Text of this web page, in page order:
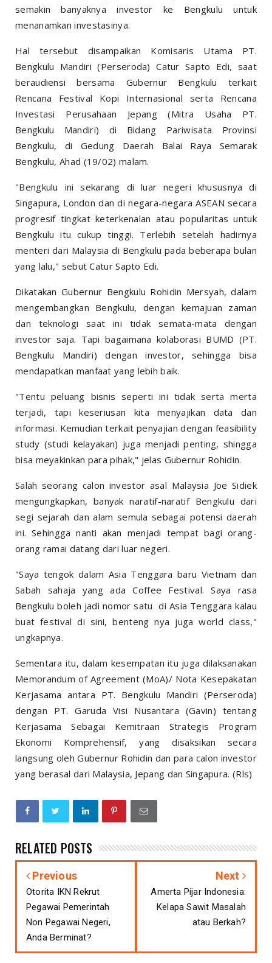
semakin banyaknya investor ke Bengkulu untuk
menanamkan investasinya.
Hal tersebut disampaikan Komisaris Utama PT.
Bengkulu Mandiri (Perseroda) Catur Sapto Edi, saat
beraudiensi bersama Gubernur Bengkulu terkait
Rencana Festival Kopi Internasional serta Rencana
Investasi Perusahaan Jepang (Mitra Usaha PT.
Bengkulu Mandiri) di Bidang Pariwisata Provinsi
Bengkulu, di Gedung Daerah Balai Raya Semarak
Bengkulu, Ahad (19/02) malam.
"Bengkulu ini sekarang di luar negeri khususnya di
Singapura, London dan di negara-negara ASEAN secara
progresif tingkat keterkenalan atau popularitas untuk
Bengkulu itu cukup tinggi. Terlebih setelah hadirnya
menteri dari Malaysia di Bengkulu pada beberapa bulan
yang lalu," sebut Catur Sapto Edi.
Dikatakan Gubernur Bengkulu Rohidin Mersyah, dalam
mengembangkan Bengkulu, dengan kemajuan zaman
dan teknologi saat ini tidak semata-mata dengan
investor saja. Tapi bagaimana kolaborasi BUMD (PT.
Bengkulu Mandiri) dengan investor, sehingga bisa
mendapatkan manfaat yang lebih baik.
"Tentu peluang bisnis seperti ini tidak serta merta
terjadi, tapi keseriusan kita menyajikan data dan
informasi. Kemudian terkait penyajian dengan feasibility
study (studi kelayakan) juga menjadi penting, shingga
bisa meyakinkan para pihak," jelas Gubernur Rohidin.
Salah seorang calon investor asal Malaysia Joe Sidiek
mengungkapkan, banyak naratif-naratif Bengkulu dari
segi sejarah dan alam semula sebagai potensi daerah
ini. Sehingga nanti akan menjadi tempat bagi orang-
orang ramai datang dari luar negeri.
"Saya tengok dalam Asia Tenggara baru Vietnam dan
Sabah sahaja yang ada Coffee Festival. Saya rasa
Bengkulu boleh jadi nomor satu di Asia Tenggara kalau
buat festival di sini, benteng nya juga world class,"
ungkapnya.
Sementara itu, dalam kesempatan itu juga dilaksanakan
Memorandum of Agreement (MoA)/ Nota Kesepakatan
Kerjasama antara PT. Bengkulu Mandiri (Perseroda)
dengan PT. Garuda Visi Nusantara (Gavin) tentang
Kerjasama Sebagai Kemitraan Strategis Program
Ekonomi Komprehensif, yang disaksikan secara
langsung oleh Gubernur Rohidin dan para calon investor
yang berasal dari Malaysia, Jepang dan Singapura. (Rls)
RELATED POSTS
Previous
Otorita IKN Rekrut
Pegawai Pemerintah
Non Pegawai Negeri,
Anda Berminat?
Next
Amerta Pijar Indonesia:
Kelapa Sawit Masalah
atau Berkah?